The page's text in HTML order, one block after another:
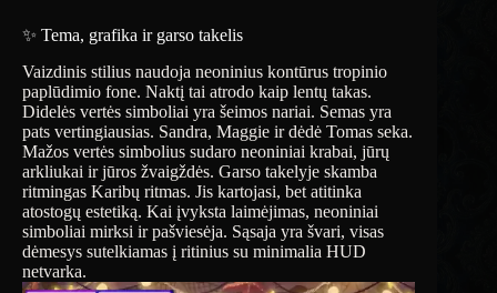
✨ Tema, grafika ir garso takelis
Vaizdinis stilius naudoja neoninius kontūrus tropinio
paplūdimio fone. Naktį tai atrodo kaip lentų takas.
Didelės vertės simboliai yra šeimos nariai. Semas yra
pats vertingiausias. Sandra, Maggie ir dėdė Tomas seka.
Mažos vertės simbolius sudaro neoniniai krabai, jūrų
arkliukai ir jūros žvaigždės. Garso takelyje skamba
ritmingas Karibų ritmas. Jis kartojasi, bet atitinka
atostogų estetiką. Kai įvyksta laimėjimas, neoniniai
simboliai mirksi ir pašviesėja. Sąsaja yra švari, visas
dėmesys sutelkiamas į ritinius su minimalia HUD
netvarka.